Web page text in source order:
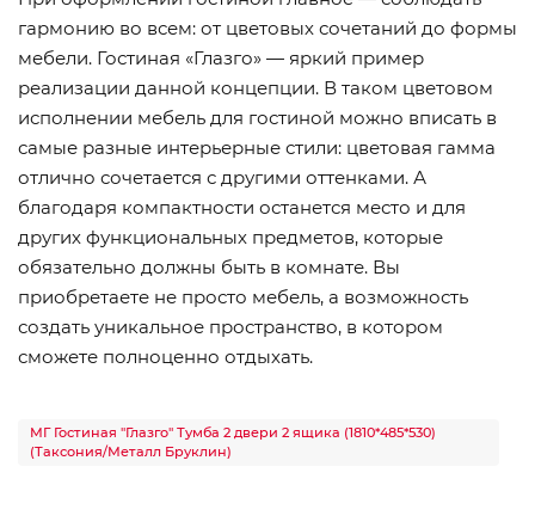
гармонию во всем: от цветовых сочетаний до формы
мебели. Гостиная «Глазго» — яркий пример
реализации данной концепции. В таком цветовом
исполнении мебель для гостиной можно вписать в
самые разные интерьерные стили: цветовая гамма
отлично сочетается с другими оттенками. А
благодаря компактности останется место и для
других функциональных предметов, которые
обязательно должны быть в комнате. Вы
приобретаете не просто мебель, а возможность
создать уникальное пространство, в котором
сможете полноценно отдыхать.
МГ Гостиная "Глазго" Тумба 2 двери 2 ящика (1810*485*530)
(Таксония/Металл Бруклин)